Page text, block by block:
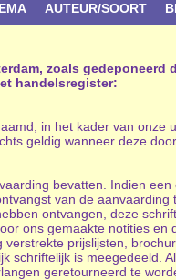
AUTEUR/SOORT
zoals gedeponeerd
handelsregister:
in het kader van onze
geldig wanneer deze
bevatten. Indien
van de
ontvangen, deze
ons gemaakte notities
prijslijsten,
schriftelijk is meegedeeld.
geretourneerd te